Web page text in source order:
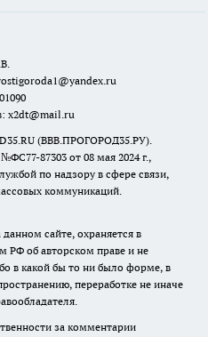
x2dt@mail.ru
(ВВВ.ПРОГОРОД35.РУ).
87303 от 08 мая 2024 г.,
по надзору в сфере связи,
коммуникаций.
сайте, охраняется в
РФ об авторском праве и не
в какой бы то ни было форме, в
переработке не иначе
за комментарии